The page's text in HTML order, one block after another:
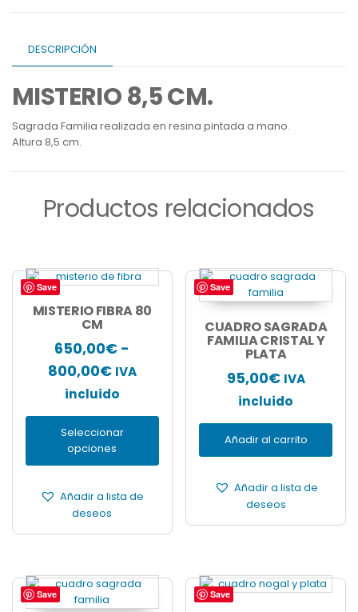
DESCRIPCIÓN
MISTERIO 8,5 CM.
Sagrada Familia realizada en resina pintada a mano.
Altura 8,5 cm.
Productos relacionados
Save
MISTERIO FIBRA 80
CM
650,00€ -
800,00€Rango
de
precios:
desde
650,00€
800,00€
IVA
incluido
Seleccionar
opciones
Este
producto
múltiples
variantes.
opciones
pueden
la
producto
Añadir a lista de
deseos
Save
CUADRO SAGRADA
FAMILIA CRISTAL Y
PLATA
95,00€ IVA
incluido
Añadir al carrito
Añadir a lista de
deseos
Save
Este
Save